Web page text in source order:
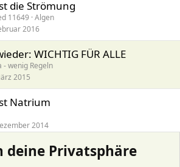
die Strömung
11649 Algen
2016
WICHTIG FÜR ALLE
- wenig Regeln
2015
Natrium
2014
wichtig oder nur optik?
deine Privatsphäre